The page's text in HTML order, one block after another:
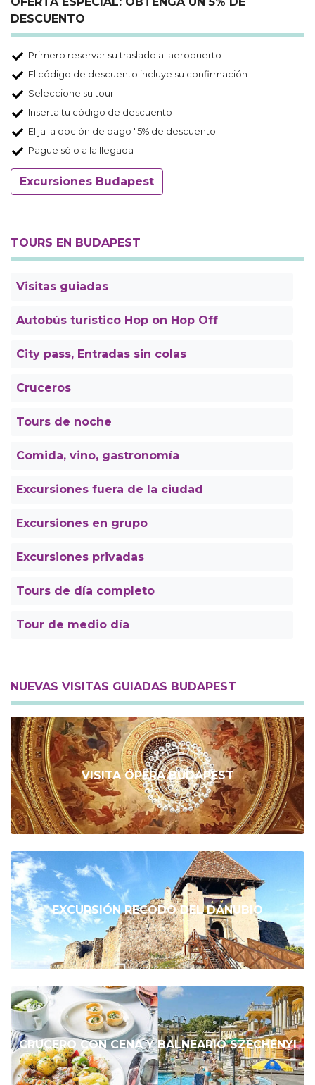
DESCUENTO
Primero reservar su traslado al aeropuerto
El código de descuento incluye su confirmación
Seleccione su tour
Inserta tu código de descuento
Elija la opción de pago "5% de descuento
Pague sólo a la llegada
Excursiones Budapest
TOURS EN BUDAPEST
Visitas guiadas
Autobús turístico Hop on Hop Off
City pass, Entradas sin colas
Cruceros
Tours de noche
Comida, vino, gastronomía
Excursiones fuera de la ciudad
Excursiones en grupo
Excursiones privadas
Tours de día completo
Tour de medio día
NUEVAS VISITAS GUIADAS BUDAPEST
VISITA ÓPERA BUDAPEST
EXCURSIÓN RECODO DEL DANUBIO
CRUCERO CON CENA Y BALNEARIO SZÉCHENYI